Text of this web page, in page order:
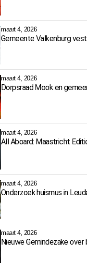
maart 4, 2026
Gemeente Valkenburg
maart 4, 2026
Dorpsraad Mook en
maart 4, 2026
All Aboard: Maastricht
maart 4, 2026
Onderzoek huismus in
maart 4, 2026
Nieuwe Gemindezake